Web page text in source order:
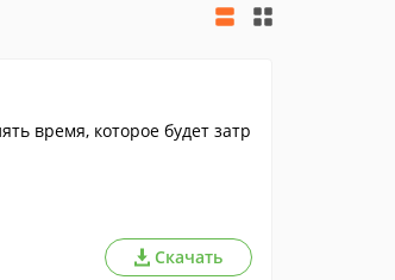
время, которое будет затр
Скачать